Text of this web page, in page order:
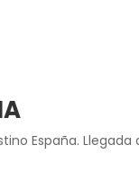
España. Llegada